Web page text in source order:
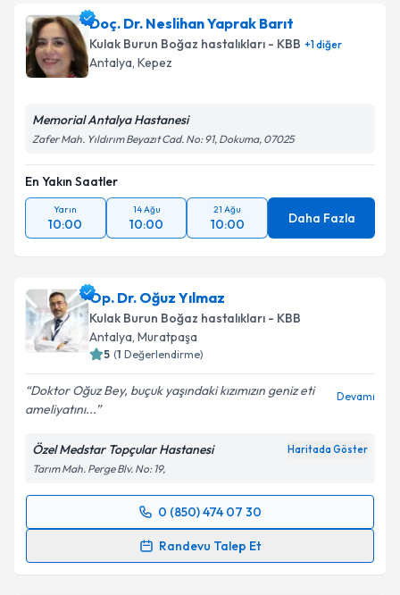
Doç. Dr. Neslihan Yaprak Barıt
Kulak Burun Boğaz hastalıkları - KBB +1diğer
Antalya, Kepez
Memorial Antalya Hastanesi
Zafer Mah. Yıldırım Beyazıt Cad. No: 91, Dokuma, 07025
En Yakın Saatler
Yarın
10:00
14 Ağu
10:00
21 Ağu
10:00 Daha Fazla
Op. Dr. Oğuz Yılmaz
Kulak Burun Boğaz hastalıkları - KBB
Antalya, Muratpaşa
5 (1 Değerlendirme)
Doktor Oğuz Bey, buçuk yaşındaki kızımızın geniz eti
ameliyatını...
Devamı
Özel Medstar Topçular Hastanesi Haritada Göster
Tarım Mah. Perge Blv. No: 19,
0 (850) 474 07 30
Randevu Talep Et
Randevu Takvimi Talebi